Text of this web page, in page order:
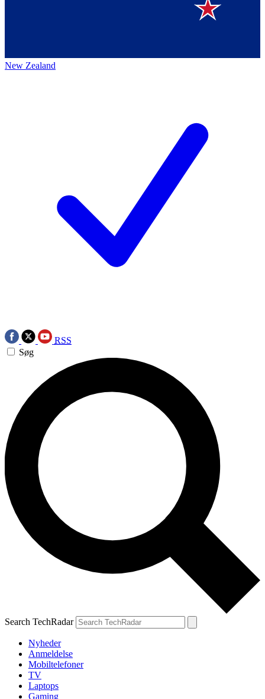
New Zealand
RSS
Søg
Search TechRadar
Nyheder
Anmeldelse
Mobiltelefoner
TV
Laptops
Gaming